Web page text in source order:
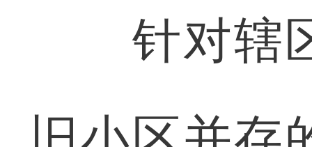
针对辖区